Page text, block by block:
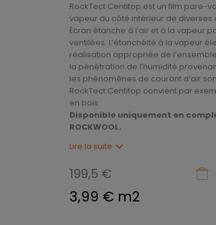
RockTect Centitop est un film pare-
vapeur du côté intérieur de diverses
Écran étanche à l’air et à la vapeur
ventilées. L’étanchéité à la vapeur
réalisation appropriée de
la pénétration de l’humidité
les phénomènes de courant d’air
RockTect Centitop convient par
en bois.
Disponible uniquement en
ROCKWOOL.
Lire la suite expand_more
199,5 €
3,99 € m2